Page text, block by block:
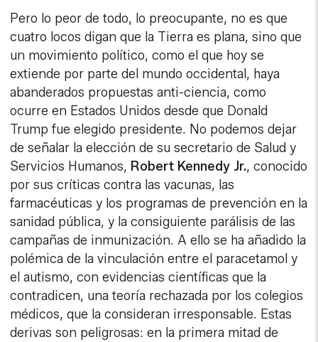
Pero lo peor de todo, lo preocupante, no es que
cuatro locos digan que la Tierra es plana, sino que
un movimiento político, como el que hoy se
extiende por parte del mundo occidental, haya
abanderados propuestas anti-ciencia, como
ocurre en Estados Unidos desde que Donald
Trump fue elegido presidente. No podemos dejar
de señalar la elección de su secretario de Salud y
Servicios Humanos, Robert Kennedy Jr., conocido
por sus críticas contra las vacunas, las
farmacéuticas y los programas de prevención en la
sanidad pública, y la consiguiente parálisis de las
campañas de inmunización. A ello se ha añadido la
polémica de la vinculación entre el paracetamol y
el autismo, con evidencias científicas que la
contradicen, una teoría rechazada por los colegios
médicos, que la consideran irresponsable. Estas
derivas son peligrosas: en la primera mitad de